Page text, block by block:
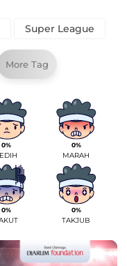
Super League
More Tag
0% 0%
MARAH
0% 0%
TAKJUB